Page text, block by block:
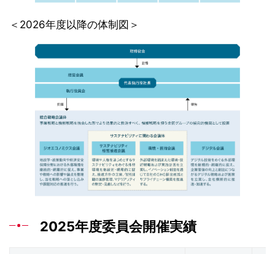
＜2026年度以降の体制図＞
2025年度委員会開催実績